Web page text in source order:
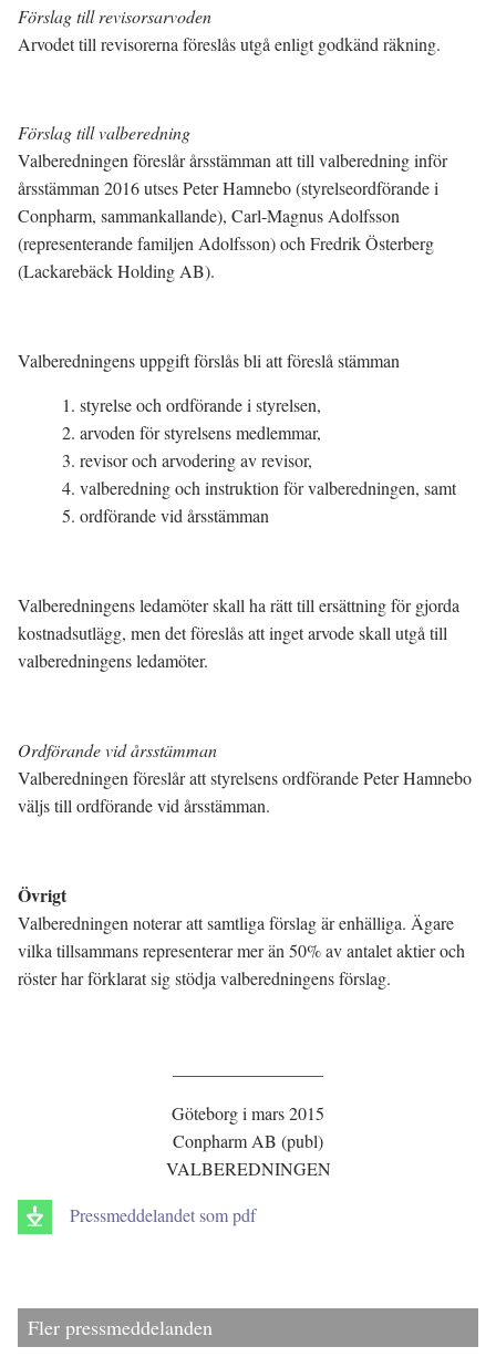
Förslag till revisorsarvoden
Arvodet till revisorerna föreslås utgå enligt godkänd räkning.
Förslag till valberedning
Valberedningen föreslår årsstämman att till valberedning inför
årsstämman 2016 utses Peter Hamnebo (styrelseordförande i
Conpharm, sammankallande), Carl-Magnus Adolfsson
(representerande familjen Adolfsson) och Fredrik Österberg
(Lackarebäck Holding AB).
Valberedningens uppgift förslås bli att föreslå stämman
1. styrelse och ordförande i styrelsen,
2. arvoden för styrelsens medlemmar,
3. revisor och arvodering av revisor,
4. valberedning och instruktion för valberedningen, samt
5. ordförande vid årsstämman
Valberedningens ledamöter skall ha rätt till ersättning för gjorda
kostnadsutlägg, men det föreslås att inget arvode skall utgå till
valberedningens ledamöter.
Ordförande vid årsstämman
Valberedningen föreslår att styrelsens ordförande Peter Hamnebo
väljs till ordförande vid årsstämman.
Övrigt
Valberedningen noterar att samtliga förslag är enhälliga. Ägare
vilka tillsammans representerar mer än 50% av antalet aktier och
röster har förklarat sig stödja valberedningens förslag.
Göteborg i mars 2015
Conpharm AB (publ)
VALBEREDNINGEN
Pressmeddelandet som pdf
Fler pressmeddelanden